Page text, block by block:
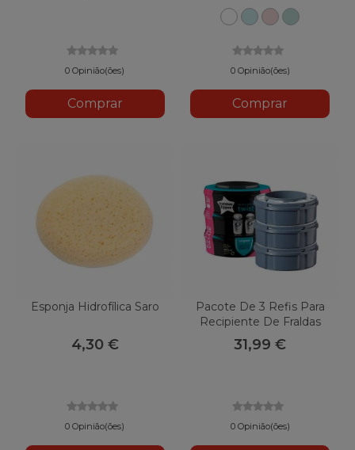
0 Opinião(ões)
Comprar
Branco
AzulRosaVerde
0 Opinião(ões)
Comprar
Esponja Hidrofílica Saro
4,30 €
0 Opinião(ões)
Pacote De 3 Refis Para
Recipiente De Fraldas
Sangenic
31,99 €
0 Opinião(ões)